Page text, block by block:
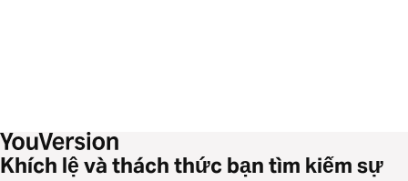
Khích lệ và thách thức bạn tìm kiếm sự